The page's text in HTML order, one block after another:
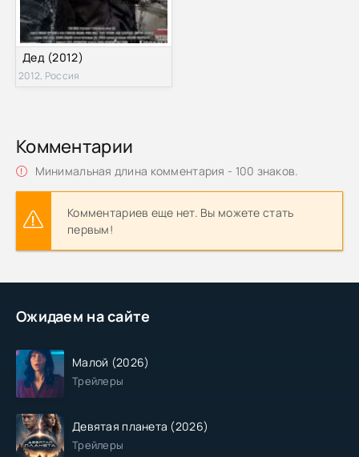
Ожидаем на сайте
Малой (2026)
Трейлеры
Девятая планета (2026)
Трейлеры
Дед (2012)
2012, Россия
Комментарии
Минимальная длина комментария - 100 знаков.
Комментариев еще нет. Вы можете стать
первым!